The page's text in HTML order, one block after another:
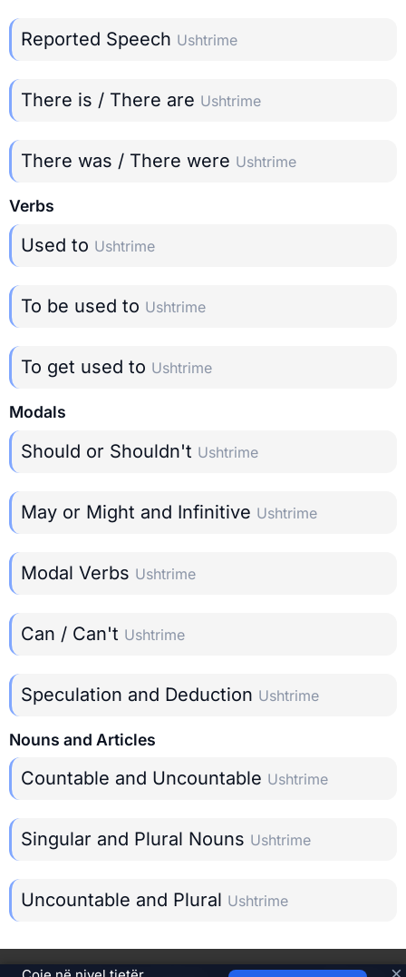
Reported Speech Ushtrime
There is / There are Ushtrime
There was / There were Ushtrime
Verbs
Used to Ushtrime
To be used to Ushtrime
To get used to Ushtrime
Modals
Should or Shouldn't Ushtrime
May or Might and Infinitive Ushtrime
Modal Verbs Ushtrime
Can / Can't Ushtrime
Speculation and Deduction Ushtrime
Nouns and Articles
Countable and Uncountable Ushtrime
Singular and Plural Nouns Ushtrime
Uncountable and Plural Ushtrime